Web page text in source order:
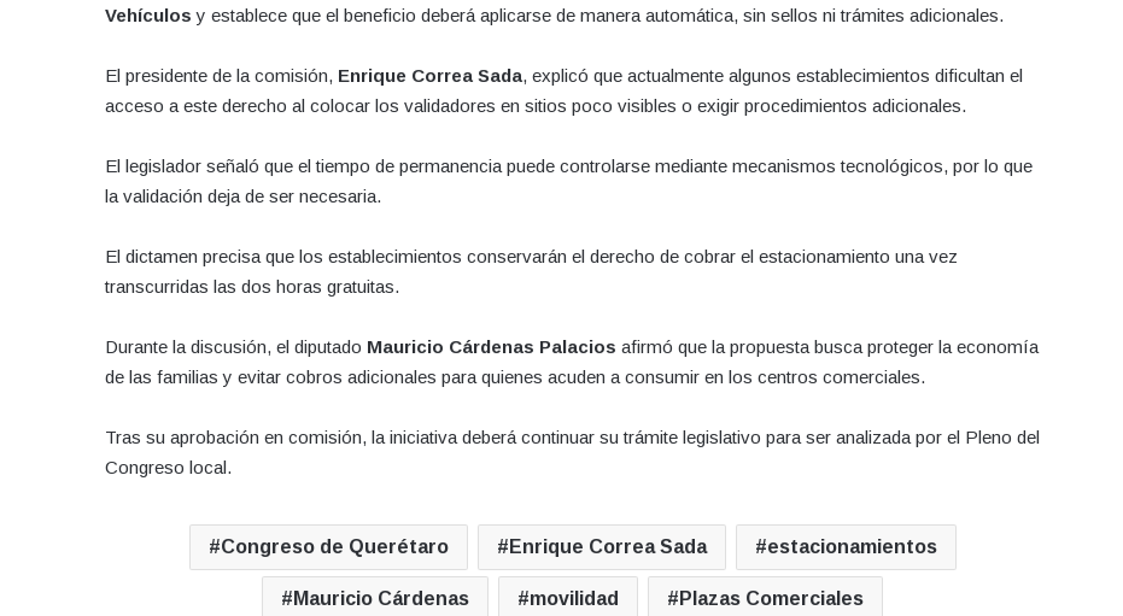
Vehículos y establece que el beneficio deberá aplicarse de manera automática, sin sellos ni trámites adicionales.
El presidente de la comisión, Enrique Correa Sada, explicó que actualmente algunos establecimientos dificultan el
acceso a este derecho al colocar los validadores en sitios poco visibles o exigir procedimientos adicionales.
El legislador señaló que el tiempo de permanencia puede controlarse mediante mecanismos tecnológicos, por lo que
la validación deja de ser necesaria.
El dictamen precisa que los establecimientos conservarán el derecho de cobrar el estacionamiento una vez
transcurridas las dos horas gratuitas.
Durante la discusión, el diputado Mauricio Cárdenas Palacios afirmó que la propuesta busca proteger la economía
de las familias y evitar cobros adicionales para quienes acuden a consumir en los centros comerciales.
Tras su aprobación en comisión, la iniciativa deberá continuar su trámite legislativo para ser analizada por el Pleno del
Congreso local.
Congreso de Querétaro Enrique Correa Sada estacionamientos
Mauricio Cárdenas movilidad Plazas Comerciales